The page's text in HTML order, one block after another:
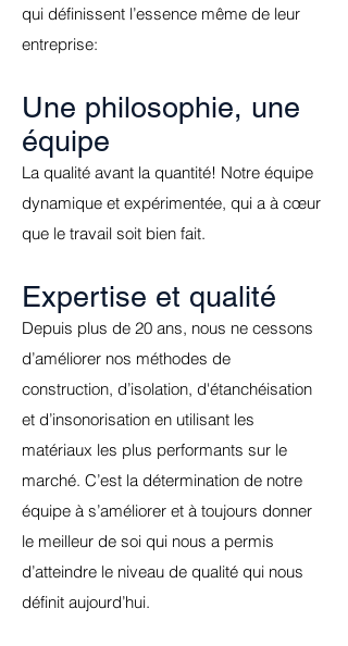
qui définissent l’essence même de leur
entreprise:
Une philosophie, une
équipe
La qualité avant la quantité! Notre équipe
dynamique et expérimentée, qui a à cœur
que le travail soit bien fait.
Expertise et qualité
Depuis plus de 20 ans, nous ne cessons
d’améliorer nos méthodes de
construction, d’isolation, d'étanchéisation
et d’insonorisation en utilisant les
matériaux les plus performants sur le
marché. C’est la détermination de notre
équipe à s’améliorer et à toujours donner
le meilleur de soi qui nous a permis
d’atteindre le niveau de qualité qui nous
définit aujourd’hui.